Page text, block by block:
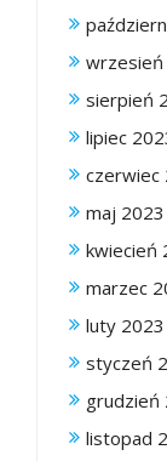
wrzesień
sierpień
lipiec
czerwiec
maj 2023
kwiecień
marzec
luty 2023
styczeń
grudzień
listopad